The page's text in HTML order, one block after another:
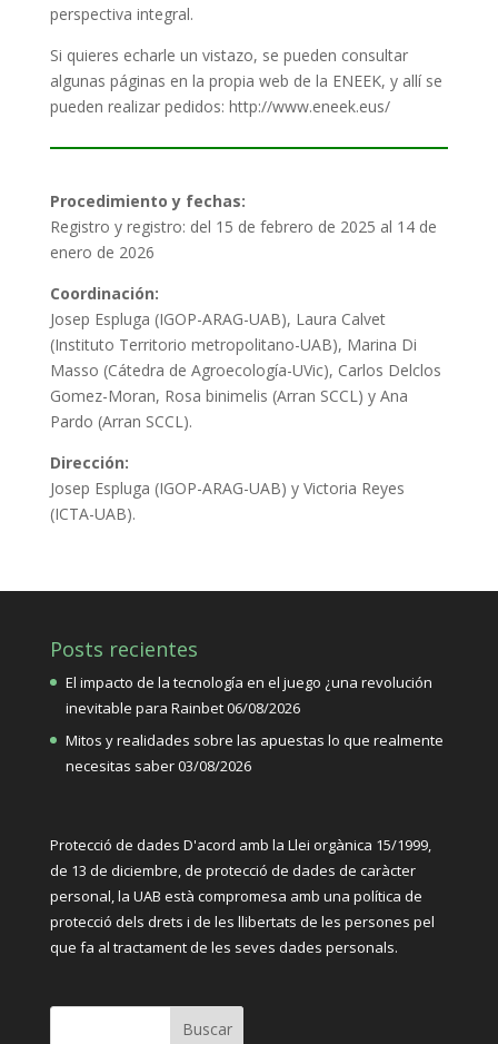
perspectiva integral.
Si quieres echarle un vistazo, se pueden consultar
algunas páginas en la propia web de la ENEEK, y allí se
pueden realizar pedidos: http://www.eneek.eus/
Procedimiento y fechas:
Registro y registro: del 15 de febrero de 2025 al 14 de
enero de 2026
Coordinación:
Josep Espluga (IGOP-ARAG-UAB), Laura Calvet
(Instituto Territorio metropolitano-UAB), Marina Di
Masso (Cátedra de Agroecología-UVic), Carlos Delclos
Gomez-Moran, Rosa binimelis (Arran SCCL) y Ana
Pardo (Arran SCCL).
Dirección:
Josep Espluga (IGOP-ARAG-UAB) y Victoria Reyes
(ICTA-UAB).
Posts recientes
El impacto de la tecnología en el juego ¿una revolución
inevitable para Rainbet06/08/2026
Mitos y realidades sobre las apuestas lo que realmente
necesitas saber03/08/2026
Protecció de dades D'acord amb la Llei orgànica 15/1999,
de 13 de diciembre, de protecció de dades de caràcter
personal, la UAB està compromesa amb una política de
protecció dels drets i de les llibertats de les persones pel
que fa al tractament de les seves dades personals.